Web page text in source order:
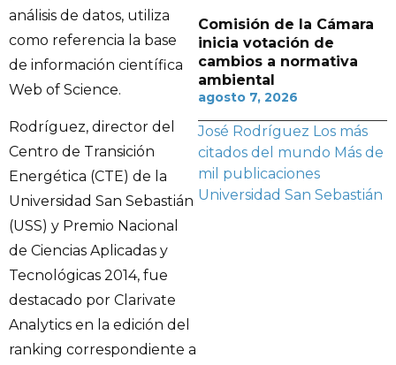
análisis de datos, utiliza
como referencia la base
de información científica
Web of Science.
Rodríguez, director del
Centro de Transición
Energética (CTE) de la
Universidad San Sebastián
(USS) y Premio Nacional
de Ciencias Aplicadas y
Tecnológicas 2014, fue
destacado por Clarivate
Analytics en la edición del
ranking correspondiente a
Comisión de la Cámara
inicia votación de
cambios a normativa
ambiental
agosto 7, 2026
José Rodríguez Los más
citados del mundo Más de
mil publicaciones
Universidad San Sebastián